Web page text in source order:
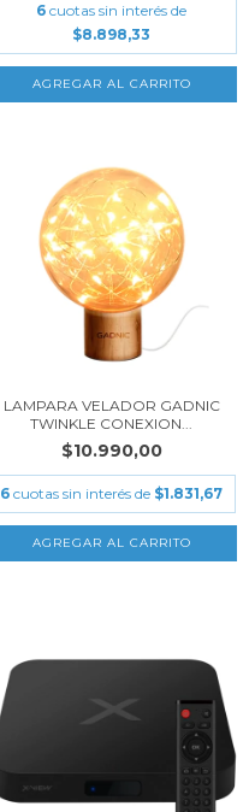
6 cuotas sin interés de
$8.898,33
LAMPARA VELADOR GADNIC
TWINKLE CONEXION...
$10.990,00
6 cuotas sin interés de $1.831,67